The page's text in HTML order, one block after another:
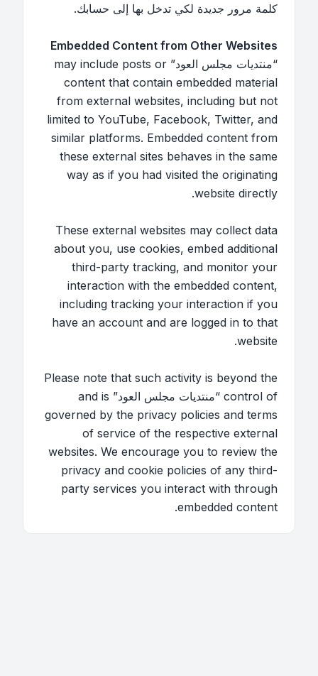
كلمة مرور جديدة لكي تدخل بها إلى حسابك.
Embedded Content from Other Websites
“منتديات مجلس العود” may include posts or
content that contain embedded material
from external websites, including but not
limited to YouTube, Facebook, Twitter, and
similar platforms. Embedded content from
these external sites behaves in the same
way as if you had visited the originating
website directly.
These external websites may collect data
about you, use cookies, embed additional
third-party tracking, and monitor your
interaction with the embedded content,
including tracking your interaction if you
have an account and are logged in to that
website.
Please note that such activity is beyond the
control of “منتديات مجلس العود” and is
governed by the privacy policies and terms
of service of the respective external
websites. We encourage you to review the
privacy and cookie policies of any third-
party services you interact with through
embedded content.